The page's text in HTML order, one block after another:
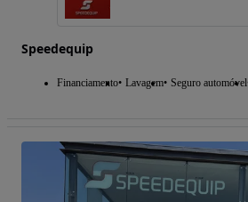
Speedequip
Financiamento Lavagem Seguro automóvel